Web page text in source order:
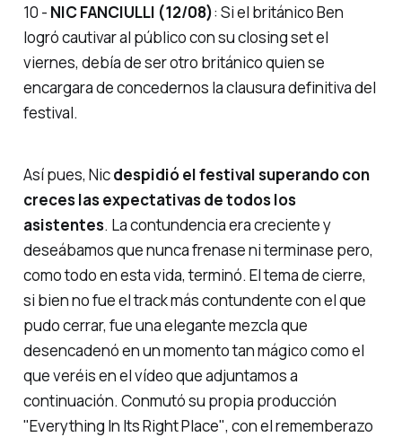
10 - NIC FANCIULLI (12/08): Si el británico Ben
logró cautivar al público con su closing set el
viernes, debía de ser otro británico quien se
encargara de concedernos la clausura definitiva del
festival.
Así pues, Nicdespidió el festival superando con
creces las expectativas de todos los
asistentes. La contundencia era creciente y
deseábamos que nunca frenase ni terminase pero,
como todo en esta vida, terminó. El tema de cierre,
si bien no fue el track más contundente con el que
pudo cerrar, fue una elegante mezcla que
desencadenó en un momento tan mágico como el
que veréis en el vídeo que adjuntamos a
continuación. Conmutó su propia producción
"Everything In Its Right Place", con el rememberazo